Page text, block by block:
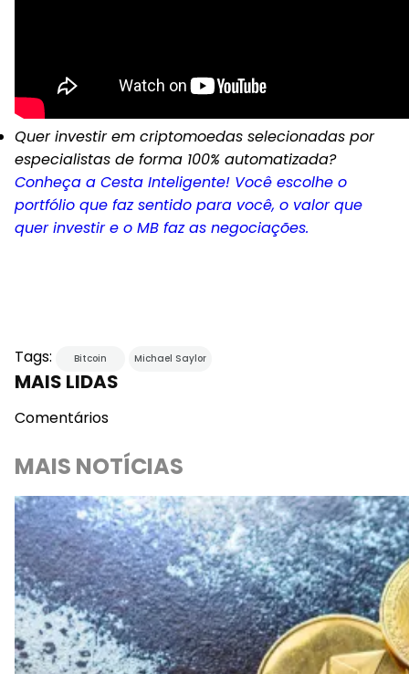
Quer investir em criptomoedas selecionadas por
especialistas de forma 100% automatizada?
Conheça a Cesta Inteligente! Você escolhe o
portfólio que faz sentido para você, o valor que
quer investir e o MB faz as negociações.
Tags: Bitcoin Michael Saylor
MAIS LIDAS
Comentários
MAIS NOTÍCIAS